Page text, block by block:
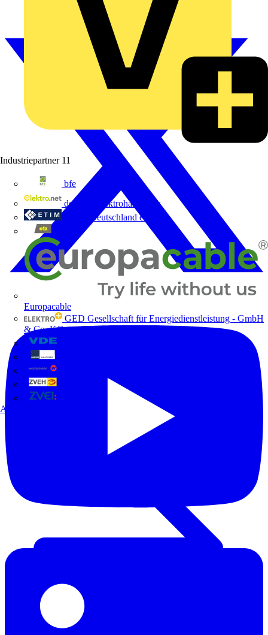
Industriepartner 11
bfe
de - das Elektrohandwerk
ETIM Deutschland eV
Europacable
GED Gesellschaft für Energiedienstleistung - GmbH
& Co. KG
Alle Partner